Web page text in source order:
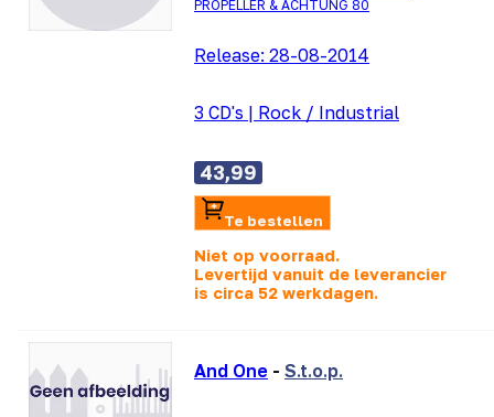
PROPELLER & ACHTUNG 80
Release: 28-08-2014
3 CD's | Rock / Industrial
43,99
Te bestellen
Niet op voorraad.
Levertijd vanuit de leverancier
is circa 52 werkdagen.
And One - S.t.o.p.